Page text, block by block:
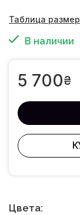
Таблица
В наличии
5 700₴
Цвета: